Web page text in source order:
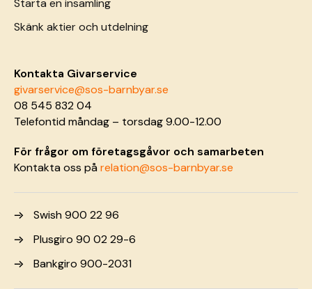
Starta en insamling
Skänk aktier och utdelning
Kontakta Givarservice
givarservice@sos-barnbyar.se
08 545 832 04
Telefontid måndag – torsdag 9.00-12.00
För frågor om företagsgåvor och samarbeten
Kontakta oss pårelation@sos-barnbyar.se
Swish 900 22 96
Plusgiro 90 02 29-6
Bankgiro 900-2031